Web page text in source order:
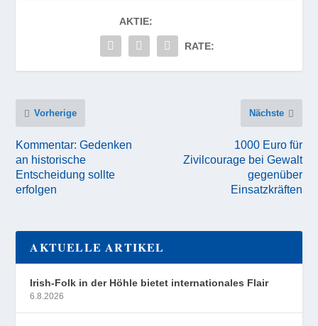
AKTIE:
RATE:
Vorherige
Kommentar: Gedenken
an historische
Entscheidung sollte
erfolgen
Nächste
1000 Euro für
Zivilcourage bei Gewalt
gegenüber
Einsatzkräften
AKTUELLE ARTIKEL
Irish-Folk in der Höhle bietet internationales Flair
6.8.2026